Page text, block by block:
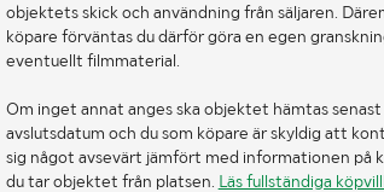
objektets skick och användning från säljaren.
köpare förväntas du därför göra en egen
eventuellt filmmaterial.
Om inget annat anges ska objektet hämtas
avslutsdatum och du som köpare är skyldig att
sig något avsevärt jämfört med informationen på
du tar objektet från platsen. Läs fullständiga